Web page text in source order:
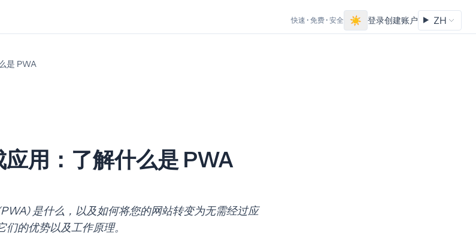
快速 • 免费 • 安全 ☀ 登录创建账户 ZH
是 PWA
用：了解什么是 PWA
是什么，以及如何将您的网站转变为无需经过应
的优势以及工作原理。